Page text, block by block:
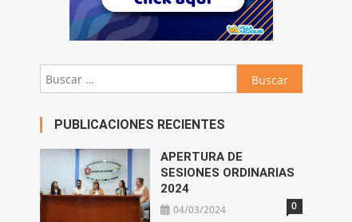
Buscar:
PUBLICACIONES RECIENTES
APERTURA DE
SESIONES ORDINARIAS
2024
04/03/2024 0